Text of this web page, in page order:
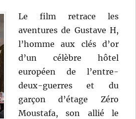
Le film retrace les
aventures de Gustave H,
l’homme aux clés d’or
d’un célèbre hôtel
européen de l’entre-
deux-guerres et du
garçon d’étage Zéro
Moustafa, son allié le